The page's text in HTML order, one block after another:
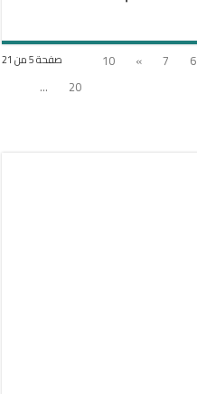
صفحة 5 من 21 6
7
»
10
20
...